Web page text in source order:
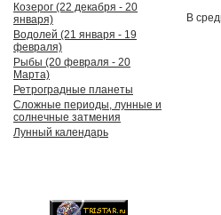
Козерог (22 декабря - 20
января)
Водолей (21 января - 19
февраля)
Рыбы (20 февраля - 20
Марта)
Ретроградные планеты
Сложные периоды, лунные и
солнечные затмения
Лунный календарь
В